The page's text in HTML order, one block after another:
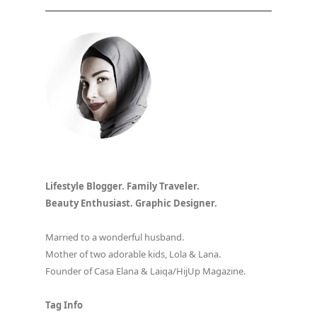
Lifestyle Blogger. Family Traveler.
Beauty Enthusiast. Graphic Designer.
Married to a wonderful husband.
Mother of two adorable kids, Lola & Lana.
Founder of Casa Elana & Laiqa/HijUp Magazine.
Tag Info